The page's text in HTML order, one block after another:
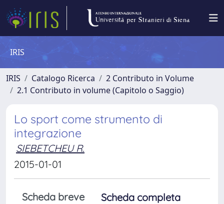
IRIS
IRIS Catalogo Ricerca
2 Contributo in Volume
2.1 Contributo in volume (Capitolo o Saggio)
Lo sport come strumento di
integrazione
SIEBETCHEU R.
2015-01-01
Scheda breve
Scheda completa